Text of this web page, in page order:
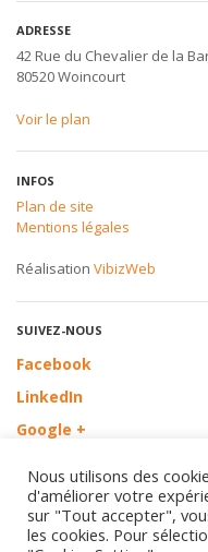
ADRESSE
42 Rue du Chevalier de la
80520 Woincourt
Voir le plan
INFOS
Plan de site
Mentions légales
Réalisation VibizWeb
SUIVEZ-NOUS
Facebook
LinkedIn
Google +
Nous utilisons des
d'améliorer votre
sur "Tout accepter",
les cookies. Pour